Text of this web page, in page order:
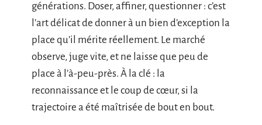
générations. Doser, affiner, questionner : c’est
l’art délicat de donner à un bien d’exception la
place qu’il mérite réellement. Le marché
observe, juge vite, et ne laisse que peu de
place à l’à-peu-près. À la clé : la
reconnaissance et le coup de cœur, si la
trajectoire a été maîtrisée de bout en bout.